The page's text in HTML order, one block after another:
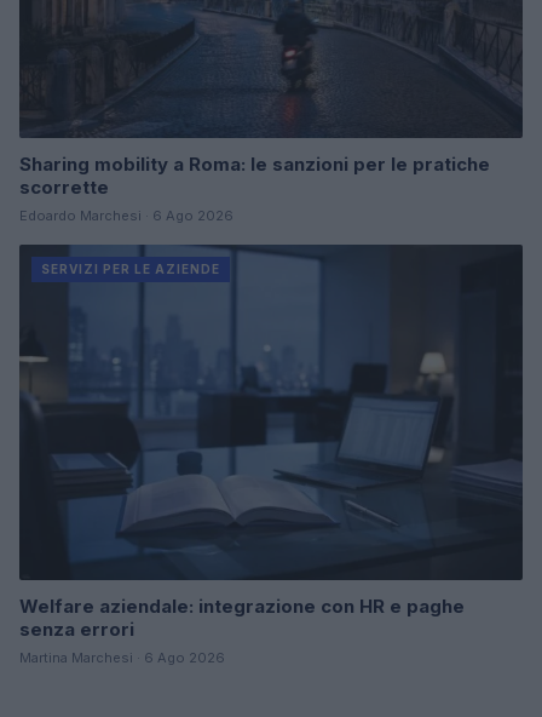
Sharing mobility a Roma: le sanzioni per le pratiche
scorrette
Edoardo Marchesi · 6 Ago 2026
SERVIZI PER LE AZIENDE
Welfare aziendale: integrazione con HR e paghe
senza errori
Martina Marchesi · 6 Ago 2026